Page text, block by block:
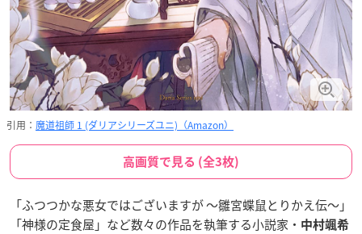
引用： 魔道祖師 1 (ダリアシリーズユニ)（Amazon）
高画質で見る (全3枚)
「ふつつかな悪女ではございますが ～雛宮蝶鼠とりかえ伝～」
「神様の定食屋」など数々の作品を執筆する小説家・ 中村颯希